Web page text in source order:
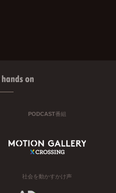
on
PODCAST番組
社会を動かすかけ声